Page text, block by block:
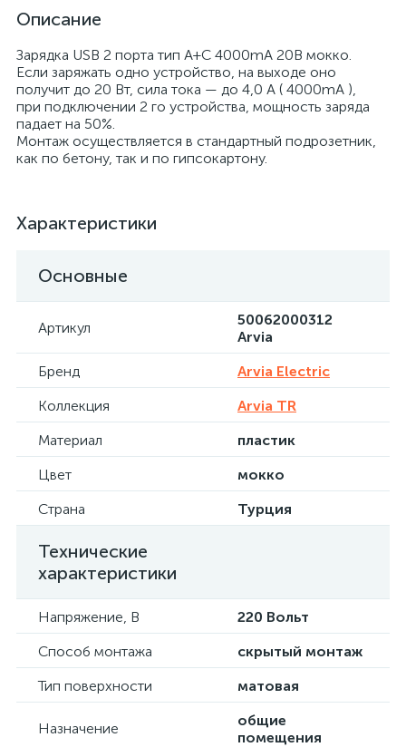
Описание
Зарядка USB 2 порта тип А+C 4000mA 20В мокко.
Если заряжать одно устройство, на выходе оно
получит до 20 Вт, сила тока — до 4,0 А ( 4000mA ),
при подключении 2 го устройства, мощность заряда
падает на 50%.
Монтаж осуществляется в стандартный подрозетник,
как по бетону, так и по гипсокартону.
Характеристики
Основные
Артикул
50062000312
Arvia
Бренд
Arvia Electric
Коллекция
Arvia TR
Материал
пластик
Цвет
мокко
Страна
Турция
Технические
характеристики
Напряжение, В
220 Вольт
Способ монтажа
скрытый монтаж
Тип поверхности
матовая
Назначение
общие
помещения